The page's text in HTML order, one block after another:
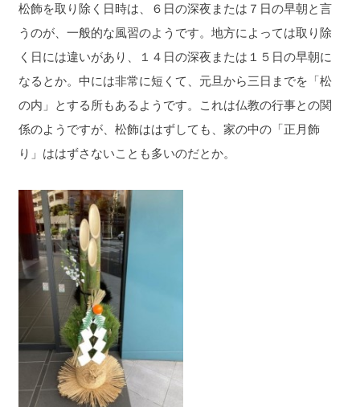
松飾を取り除く日時は、６日の深夜または７日の早朝と言
うのが、一般的な風習のようです。地方によっては取り除
く日には違いがあり、１４日の深夜または１５日の早朝に
なるとか。中には非常に短くて、元旦から三日までを「松
の内」とする所もあるようです。これは仏教の行事との関
係のようですが、松飾ははずしても、家の中の「正月飾
り」ははずさないことも多いのだとか。